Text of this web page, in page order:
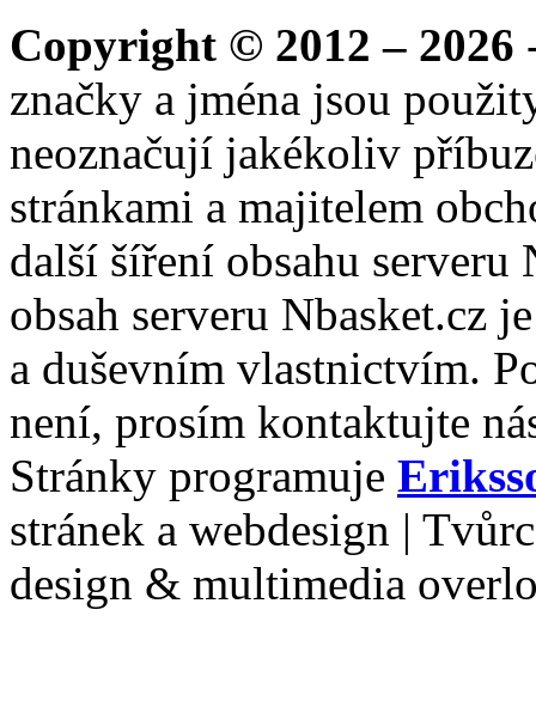
Copyright © 2012 – 2026
značky a jména jsou
neoznačují jakékoliv
stránkami a majitelem
další šíření obsahu serveru
obsah serveru Nbasket.cz
a duševním vlastnictvím.
není, prosím kontaktujte
Stránky programuje
stránek a webdesign |
design & multimedia